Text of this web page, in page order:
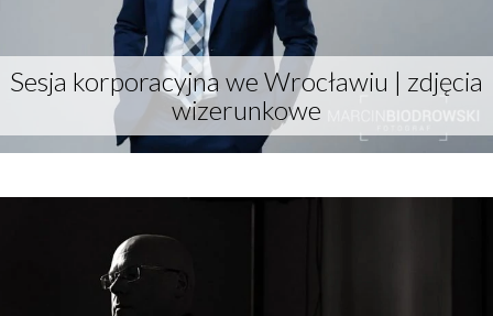
Sesja korporacyjna we Wrocławiu | zdjęcia
wizerunkowe